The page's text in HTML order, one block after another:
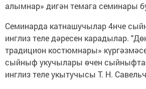
алымнар» дигән темага семинары
Семинарда катнашучылар 4нче
инглиз теле дәресен карадылар.
традицион костюмнары»
сыйныф укучылары өчен
инглиз теле укытучысы Т. Н.